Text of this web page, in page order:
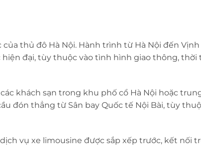
thủ đô Hà Nội. Hành trình từ Hà Nội đến
đại, tùy thuộc vào tình hình giao thông, thời
khách sạn trong khu phố cổ Hà Nội hoặc
đón thẳng từ Sân bay Quốc tế Nội Bài, tùy
vụ xe limousine được sắp xếp trước, kết nối